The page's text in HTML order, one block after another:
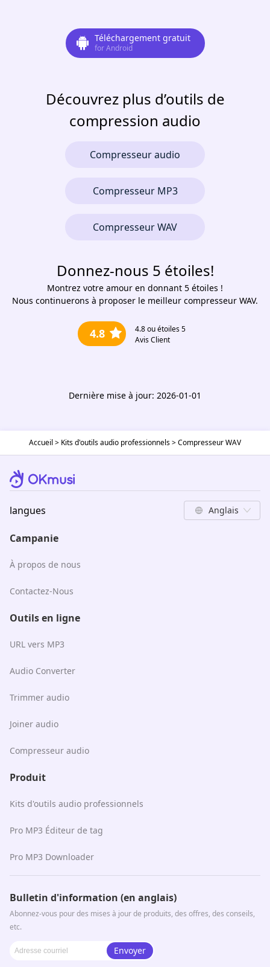
Téléchargement gratuit
for Android
Découvrez plus d’outils de
compression audio
Compresseur audio
Compresseur MP3
Compresseur WAV
Donnez-nous 5 étoiles!
Montrez votre amour en donnant 5 étoiles !
Nous continuerons à proposer le meilleur compresseur WAV.
4.8 4.8ou étoiles 5
Avis Client
Dernière mise à jour: 2026-01-01
Accueil > Kits d'outils audio professionnels>Compresseur WAV
langues Anglais
Campanie
À propos de nous
Contactez-Nous
Outils en ligne
URL vers MP3
Audio Converter
Trimmer audio
Joiner audio
Compresseur audio
Produit
Kits d'outils audio professionnels
Pro MP3 Éditeur de tag
Pro MP3 Downloader
Bulletin d'information (en anglais)
Abonnez-vous pour des mises à jour de produits, des offres, des conseils,
etc.
Envoyer